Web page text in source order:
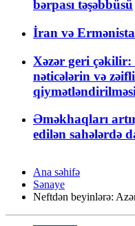
bərpası təşəbbüsü
İran və
Xəzər geri
nəticələrin və
qiymətləndirilməsi
Əməkhaqları
edilən sahələrdə
Ana səhifə
Sənaye
Neftdən beyinlərə: